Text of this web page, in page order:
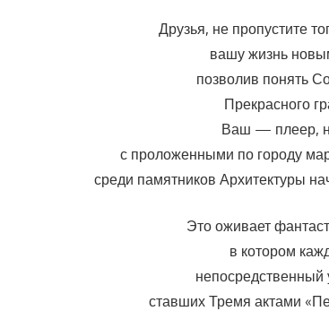
Друзья, не пропустите
вашу жизнь
позволив понять
Прекрасного
Ваш — плеер,
с проложенными по городу
среди памятников Архитектуры
Это оживает
в котором
непосредственный
ставших Тремя актами